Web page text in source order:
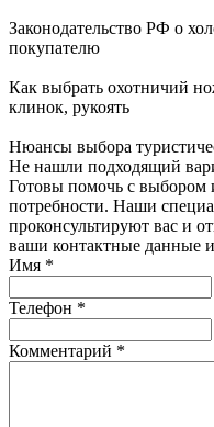
Законодательство РФ о
покупателю
Как выбрать охотничий
клинок, рукоять
Нюансы выбора
Не нашли подходящий
Готовы помочь с выбором
потребности. Наши
проконсультируют вас и
ваши контактные данные
Имя *
Телефон *
Комментарий *